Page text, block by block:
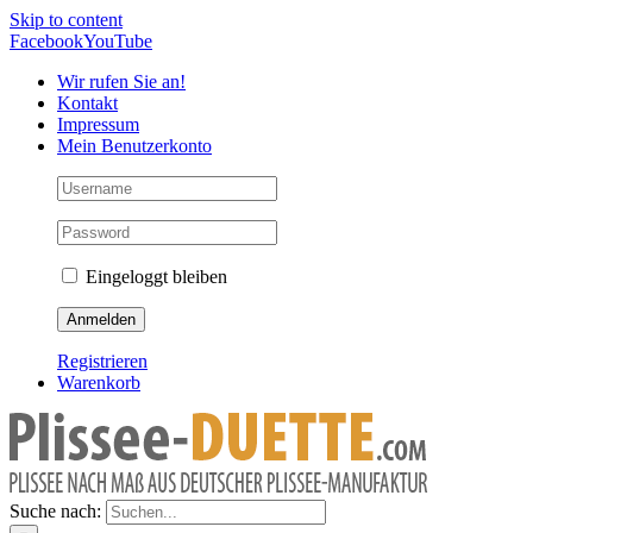
Skip to content
FacebookYouTube
Wir rufen Sie an!
Kontakt
Impressum
Mein Benutzerkonto
Eingeloggt bleiben
Registrieren
Warenkorb
Suche nach: